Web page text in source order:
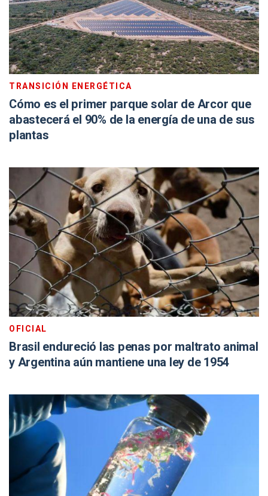
TRANSICIÓN ENERGÉTICA
Cómo es el primer parque solar de Arcor que
abastecerá el 90% de la energía de una de sus
plantas
OFICIAL
Brasil endureció las penas por maltrato animal
y Argentina aún mantiene una ley de 1954